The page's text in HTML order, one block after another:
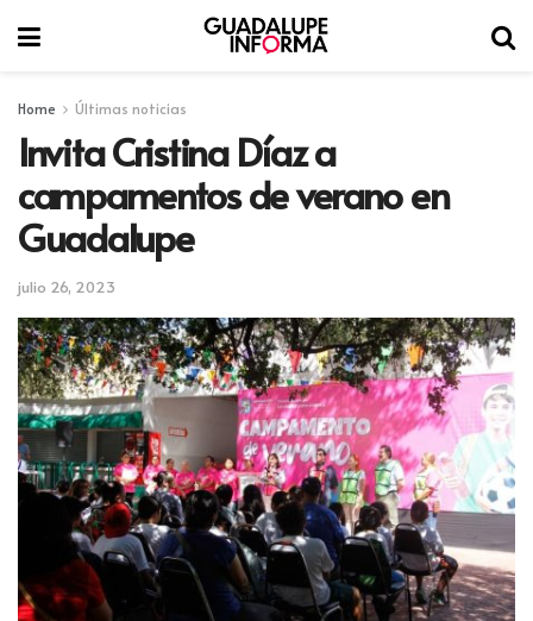
Home Últimas noticias
Invita Cristina Díaz a
campamentos de verano en
Guadalupe
julio 26, 2023